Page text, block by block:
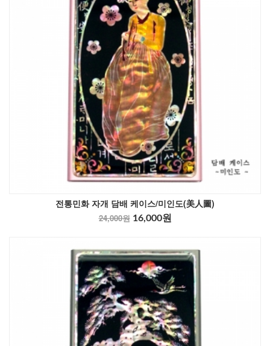
전통민화 자개 담배 케이스/미인도(美人圖)
24,000원 16,000원